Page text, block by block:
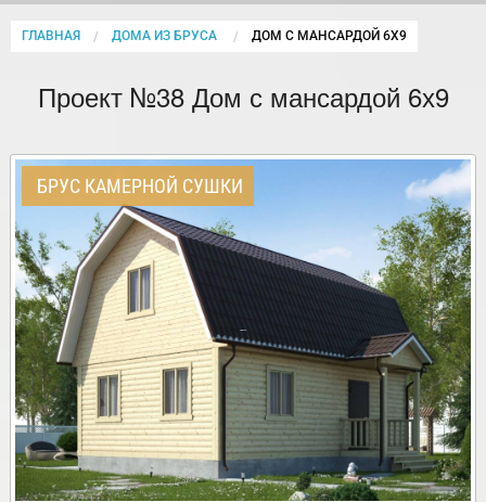
ГЛАВНАЯ ДОМА ИЗ БРУСА CURRENT:
ДОМ С МАНСАРДОЙ 6Х9
Проект №38 Дом с мансардой 6х9
БРУС КАМЕРНОЙ СУШКИ